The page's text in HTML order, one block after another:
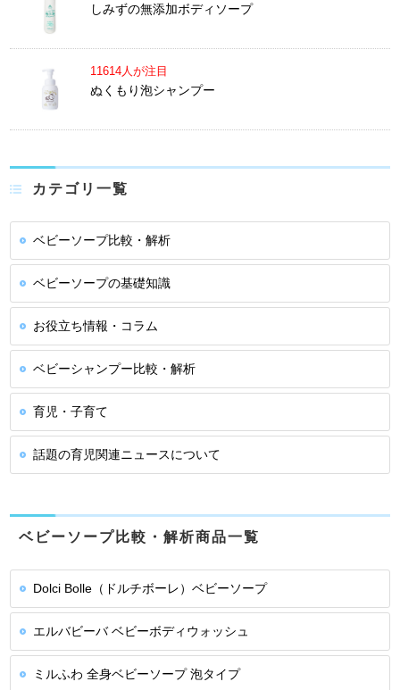
しみずの無添加ボディソープ
11614人が注目
ぬくもり泡シャンプー
カテゴリ一覧
ベビーソープ比較・解析
ベビーソープの基礎知識
お役立ち情報・コラム
ベビーシャンプー比較・解析
育児・子育て
話題の育児関連ニュースについて
ベビーソープ比較・解析商品一覧
Dolci Bolle（ドルチボーレ）ベビーソープ
エルバビーバ ベビーボディウォッシュ
ミルふわ 全身ベビーソープ 泡タイプ